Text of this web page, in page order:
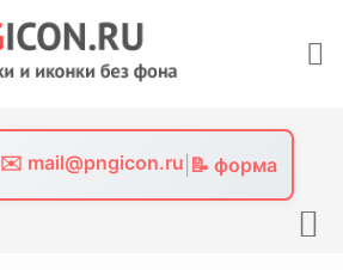
✉️ mail@pngicon.ru 📝 форма